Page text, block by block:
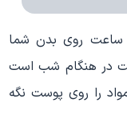
ساعت روی بدن شما
در هنگام شب است
را روی پوست نگه